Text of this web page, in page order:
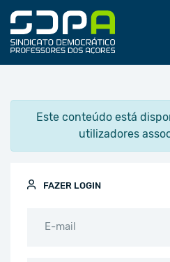
Este conteúdo está
utilizadores
FAZER LOGIN
E-mail